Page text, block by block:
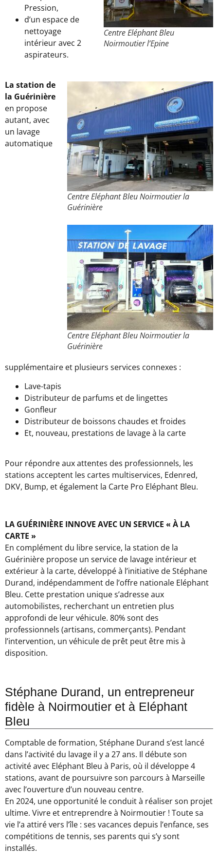
Centre Eléphant Bleu
Noirmoutier l’Epine
Pression,
d’un espace de
nettoyage
intérieur avec 2
aspirateurs.
Centre Eléphant Bleu Noirmoutier la
Guérinière
Centre Eléphant Bleu Noirmoutier la
Guérinière
La station de
la Guérinière
en propose
autant, avec
un lavage
automatique
supplémentaire et plusieurs services connexes :
Lave-tapis
Distributeur de parfums et de lingettes
Gonfleur
Distributeur de boissons chaudes et froides
Et, nouveau, prestations de lavage à la carte
Pour répondre aux attentes des professionnels, les
stations acceptent les cartes multiservices, Edenred,
DKV, Bump, et également la Carte Pro Eléphant Bleu.
LA GUÉRINIÈRE INNOVE AVEC UN SERVICE « À LA
CARTE »
En complément du libre service, la station de la
Guérinière propose un service de lavage intérieur et
extérieur à la carte, développé à l’initiative de Stéphane
Durand, indépendamment de l’offre nationale Eléphant
Bleu. Cette prestation unique s’adresse aux
automobilistes, recherchant un entretien plus
approfondi de leur véhicule. 80% sont des
professionnels (artisans, commerçants). Pendant
l’intervention, un véhicule de prêt peut être mis à
disposition.
Stéphane Durand, un entrepreneur
fidèle à Noirmoutier et à Eléphant
Bleu
Comptable de formation, Stéphane Durand s’est lancé
dans l’activité du lavage il y a 27 ans. Il débute son
activité avec Eléphant Bleu à Paris, où il développe 4
stations, avant de poursuivre son parcours à Marseille
avec l’ouverture d’un nouveau centre.
En 2024, une opportunité le conduit à réaliser son projet
ultime. Vivre et entreprendre à Noirmoutier ! Toute sa
vie l’a attiré vers l’île : ses vacances depuis l’enfance, ses
compétitions de tennis, ses parents qui s’y sont
installés.